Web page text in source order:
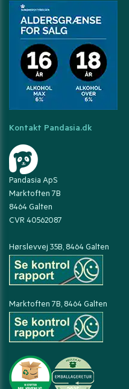
Kontakt Pandasia.dk
Pandasia ApS
Marktoften 7B
8464 Galten
CVR 40562087
Hørslevvej 35B, 8464 Galten
Marktoften 7B, 8464 Galten